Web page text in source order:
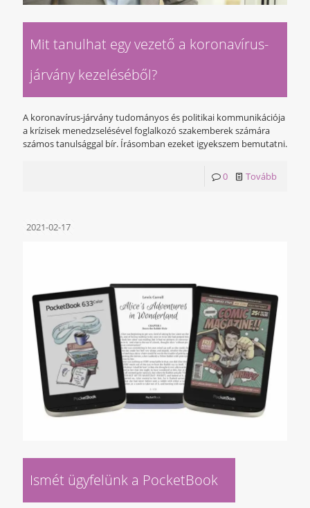
Mit tanulhat egy vezető a koronavírus-
járvány kezeléséből?
A koronavírus-járvány tudományos és politikai kommunikációja
a krízisek menedzselésével foglalkozó szakemberek számára
számos tanulsággal bír. Írásomban ezeket igyekszem bemutatni.
0 Tovább
2021-02-17
Ismét ügyfelünk a PocketBook